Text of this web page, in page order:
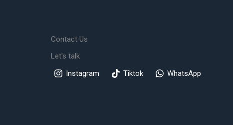
Contact Us
Let's talk
Instagram
Tiktok WhatsApp